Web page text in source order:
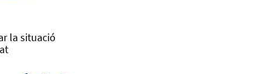
la situació